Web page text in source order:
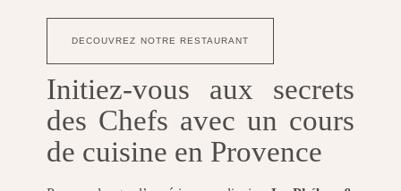
DECOUVREZ NOTRE RESTAURANT
Initiez-vous aux secrets
des Chefs avec un cours
de cuisine en Provence